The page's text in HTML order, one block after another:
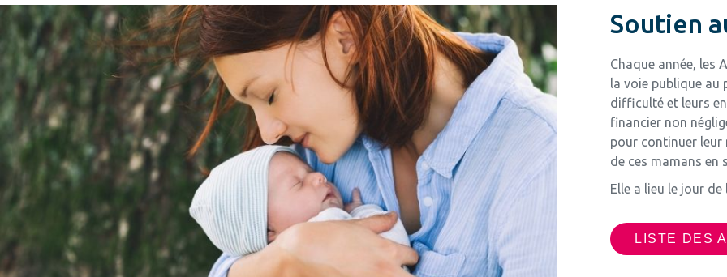
Soutien
Chaque année, les
la voie publique au
difficulté et leurs
financier non
pour continuer leur
de ces mamans en
Elle a lieu le jour de
LISTE DES